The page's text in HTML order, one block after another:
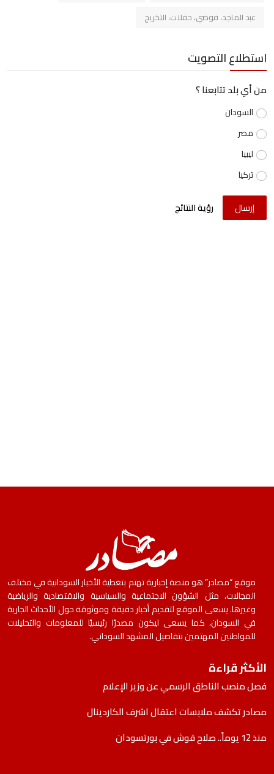
عبد الماجد، فوضي، حفلات، التخريج
استطلاع التصويت
من أي بلد تتابعنا ؟
السودان
مصر
ليبيا
تركيا
إرسال رؤية النتائج
موقع “مصادر” هو منصة إخبارية تهتم بتغطية الأخبار السودانية في مختلف
المجالات، مثل الشؤون الاجتماعية والسياسية والاقتصادية والرياضية
وغيرها. يسعى الموقع لتقديم أخبار دقيقة وموثوقة حول الأحداث الجارية
في السودان، كما يسعى ليكون مصدرًا رئيسيًا للمعلومات والتحليلات
للمواطنين المهتمين بتفاصيل المشهد السوداني.
الأكثر قراءة
فصل منصب الناطق الرسمي عن وزير الإعلام
مصادر تكشف ملابسات اعتقال اشرف الكاردينال
منذ 12 يوماً.. صلاح قوش في بورتسودان